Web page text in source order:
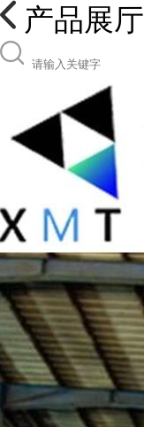
产品展厅